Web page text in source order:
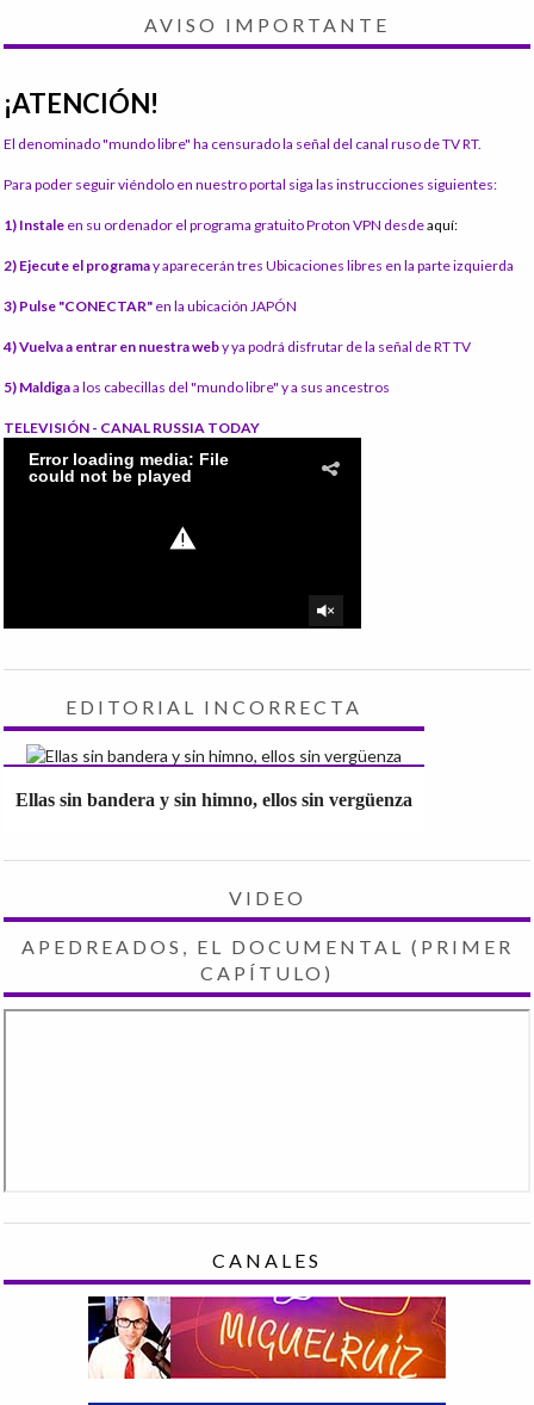
AVISO IMPORTANTE
¡ATENCIÓN!
El denominado "mundo libre" ha censurado la señal del canal ruso de TV RT.
Para poder seguir viéndolo en nuestro portal siga las instrucciones siguientes:
1) Instale en su ordenador el programa gratuito Proton VPN desdeaquí:
2) Ejecute el programay aparecerán tres Ubicaciones libres en la parte izquierda
3) Pulse "CONECTAR" en la ubicación JAPÓN
4) Vuelva a entrar en nuestra weby ya podrá disfrutar de la señal de RT TV
5) Maldigaa los cabecillas del "mundo libre" y a sus ancestros
TELEVISIÓN - CANAL RUSSIA TODAY
EDITORIAL INCORRECTA
Ellas sin bandera y sin himno, ellos sin vergüenza
VIDEO
APEDREADOS, EL DOCUMENTAL (PRIMER
CAPÍTULO)
CANALES